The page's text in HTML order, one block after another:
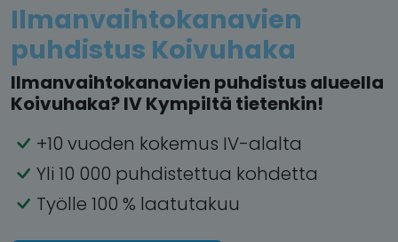
Ilmanvaihtokanavien
puhdistus Koivuhaka
Ilmanvaihtokanavien puhdistus alueella
Koivuhaka? IV Kympiltä tietenkin!
+10 vuoden kokemus IV-alalta
Yli 10 000 puhdistettua kohdetta
Työlle 100 % laatutakuu